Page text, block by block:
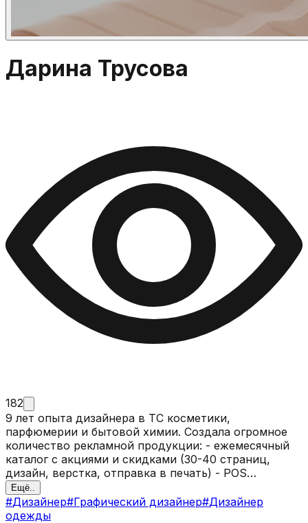
Дарина Трусова
182
9 лет опыта дизайнера в ТС косметики,
парфюмерии и бытовой химии. Создала огромное
количество рекламной продукции: - ежемесячный
каталог с акциями и скидками (30-40 страниц,
дизайн, верстка, отправка в печать) - POS
материалы: плакаты, воблеры, флаера, листовки,
подарочные сертификаты, дисконтные карты -
наружная реклама (баннера, вывески, биллборды) -
Ещё..
#Дизайнер#Графический дизайнер#Дизайнер
одежды